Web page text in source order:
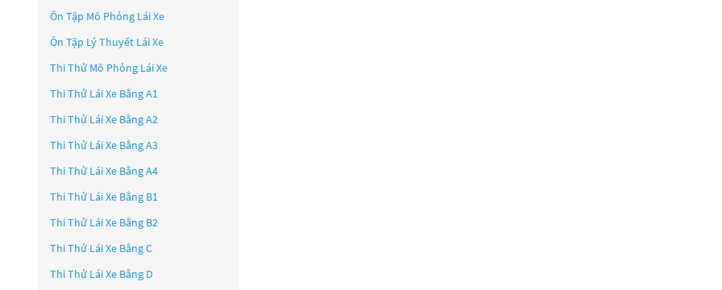
Ôn Tập Mô Phỏng Lái Xe
Ôn Tập Lý Thuyết Lái Xe
Thi Thử Mô Phỏng Lái Xe
Thi Thử Lái Xe Bằng A1
Thi Thử Lái Xe Bằng A2
Thi Thử Lái Xe Bằng A3
Thi Thử Lái Xe Bằng A4
Thi Thử Lái Xe Bằng B1
Thi Thử Lái Xe Bằng B2
Thi Thử Lái Xe Bằng C
Thi Thử Lái Xe Bằng D